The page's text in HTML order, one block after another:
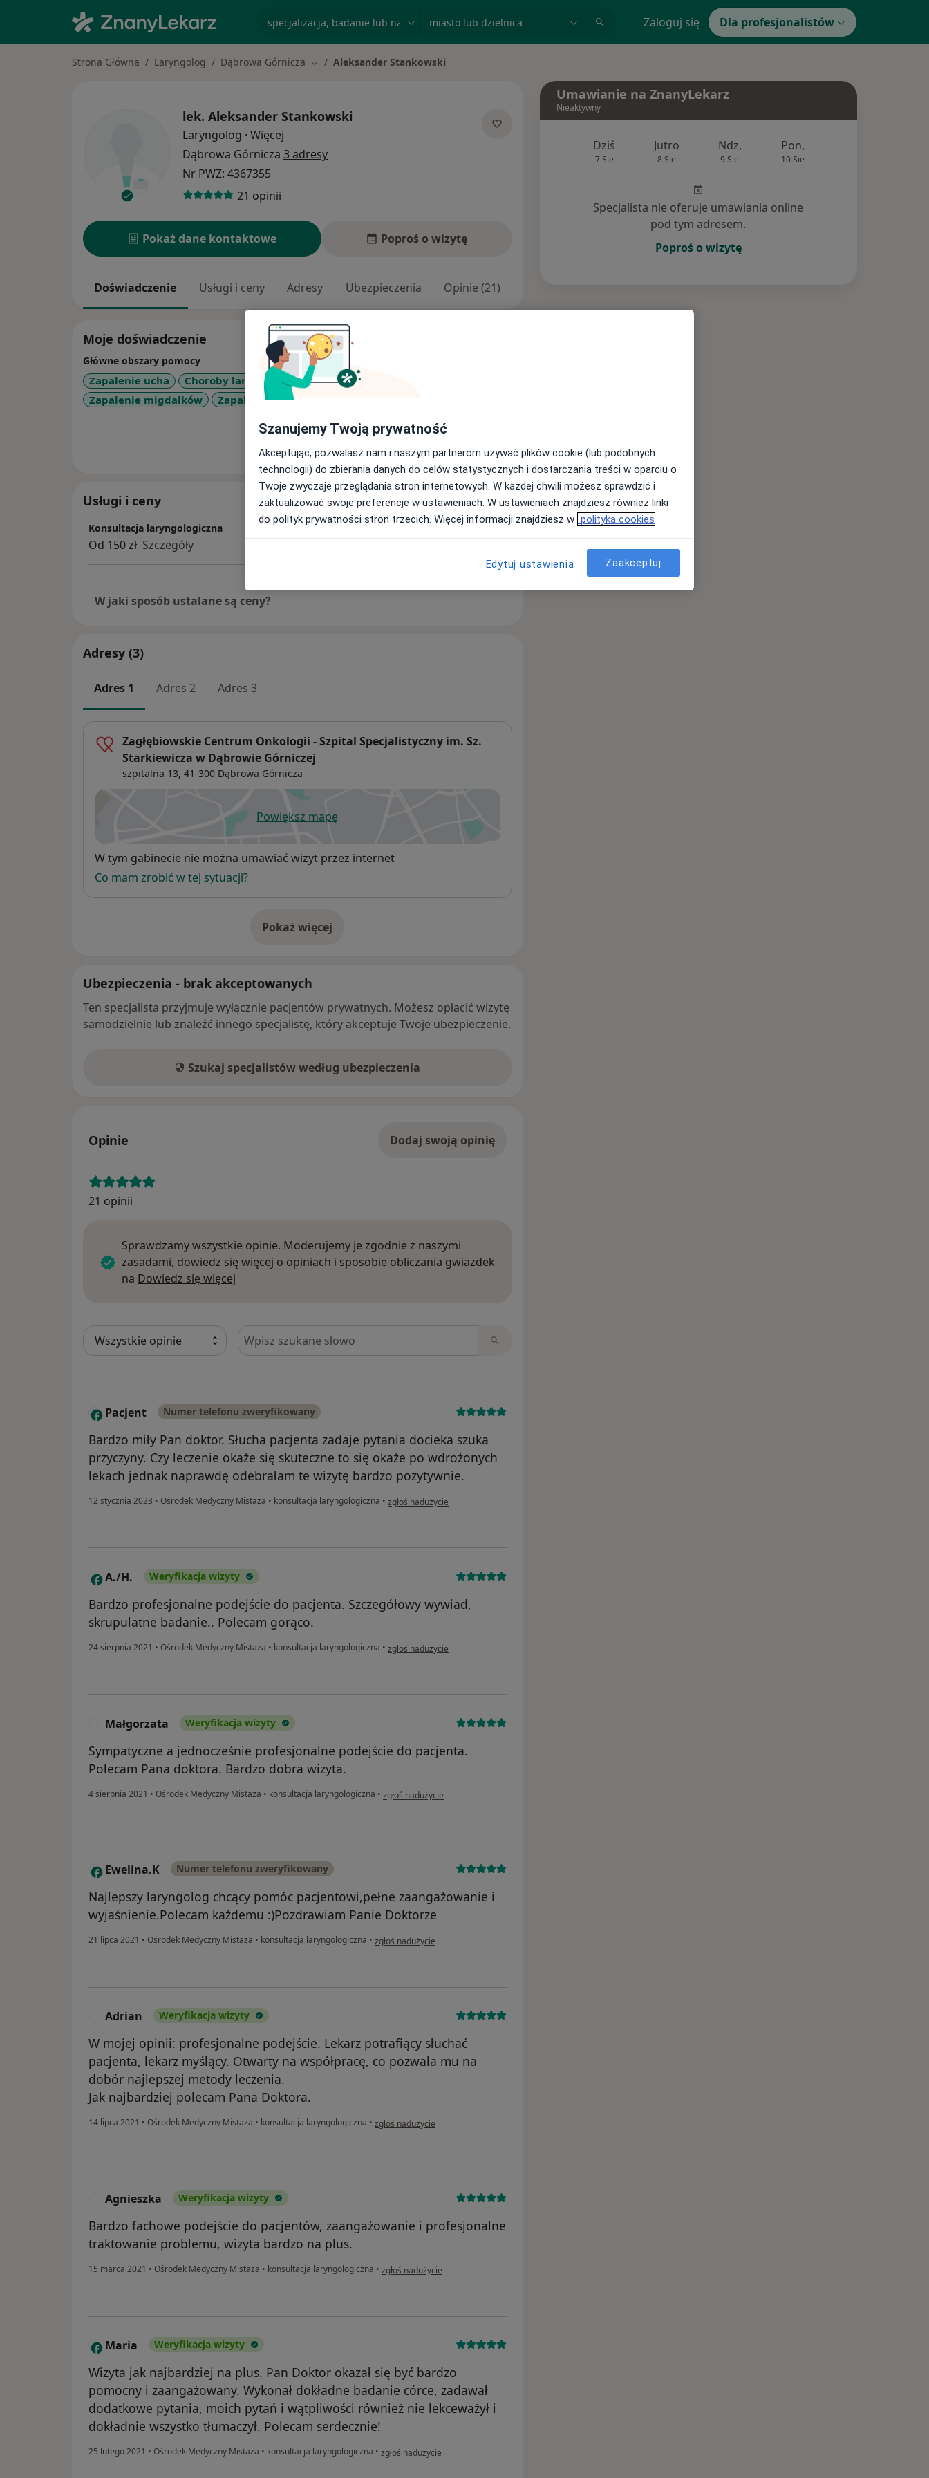
Zaloguj się Dla profesjonalistów
Strona Główna Laryngolog Dąbrowa Górnicza Zmień miasto
Aleksander Stankowski
lek. Aleksander Stankowski
Laryngolog · Więcej
Dąbrowa Górnicza 3 adresy
Nr PWZ: 4367355
21 opinii
Pokaż dane kontaktowe Poproś o wizytę
Doświadczenie Usługi i ceny Adresy Ubezpieczenia Opinie (21)
Moje doświadczenie
Główne obszary pomocy
Zapalenie ucha Choroby laryngologiczne
Zapalenie zatok
Zapalenie migdałków
Zapalenie gardła
Pokaż więcejo doświadczeniu
Usługi i ceny
Konsultacja laryngologiczna
Od 150 zł Szczegóły
W jaki sposób ustalane są ceny?
Adresy (3)
Adres 1 Adres 2 Adres 3
Zagłębiowskie Centrum Onkologii - Szpital Specjalistyczny im. Sz.
Starkiewicza w Dąbrowie Górniczej
szpitalna 13, 41-300 Dąbrowa Górnicza
Powiększ mapęotwiera się w nowej karcie
Dostępność
W tym gabinecie nie można umawiać wizyt przez internet
Co mam zrobić w tej sytuacji?
Pokaż więcej
o adresie
Ubezpieczenia - brak akceptowanych
Ten specjalista przyjmuje wyłącznie pacjentów prywatnych. Możesz opłacić wizytę
samodzielnie lub znaleźć innego specjalistę, który akceptuje Twoje ubezpieczenie.
Szukaj specjalistów według ubezpieczenia
Opinie Dodaj swoją opinię
21 opinii
Sprawdzamy wszystkie opinie. Moderujemy je zgodnie z naszymi
zasadami, dowiedz się więcej o opiniach i sposobie obliczania gwiazdek
na Dowiedz się więcej
Szukaj w opiniach
Pacjent Numer telefonu zweryfikowany
Bardzo miły Pan doktor. Słucha pacjenta zadaje pytania docieka szuka
przyczyny. Czy leczenie okaże się skuteczne to się okaże po wdrożonych
lekach jednak naprawdę odebrałam te wizytę bardzo pozytywnie.
12 stycznia 2023 • Ośrodek Medyczny Mistaza • konsultacja laryngologiczna • w opinii użytkownika Pacjent
zgłoś nadużycie
A A./H. Weryfikacja wizyty
Bardzo profesjonalne podejście do pacjenta. Szczegółowy wywiad,
skrupulatne badanie.. Polecam gorąco.
24 sierpnia 2021 • Ośrodek Medyczny Mistaza • konsultacja laryngologiczna • w opinii użytkownika A./H.
zgłoś nadużycie
Małgorzata Weryfikacja wizyty
Sympatyczne a jednocześnie profesjonalne podejście do pacjenta.
Polecam Pana doktora. Bardzo dobra wizyta.
4 sierpnia 2021 • Ośrodek Medyczny Mistaza • konsultacja laryngologiczna • w opinii użytkownika Małgorzata
zgłoś nadużycie
E Ewelina.K Numer telefonu zweryfikowany
Najlepszy laryngolog chcący pomóc pacjentowi,pełne zaangażowanie i
wyjaśnienie.Polecam każdemu :)Pozdrawiam Panie Doktorze
21 lipca 2021 • Ośrodek Medyczny Mistaza • konsultacja laryngologiczna • w opinii użytkownika Ewelina.K
zgłoś nadużycie
Adrian Weryfikacja wizyty
W mojej opinii: profesjonalne podejście. Lekarz potrafiący słuchać
pacjenta, lekarz myślący. Otwarty na współpracę, co pozwala mu na
dobór najlepszej metody leczenia.
Jak najbardziej polecam Pana Doktora.
14 lipca 2021 • Ośrodek Medyczny Mistaza • konsultacja laryngologiczna • w opinii użytkownika Adrian
zgłoś nadużycie
Agnieszka Weryfikacja wizyty
Bardzo fachowe podejście do pacjentów, zaangażowanie i profesjonalne
traktowanie problemu, wizyta bardzo na plus.
15 marca 2021 • Ośrodek Medyczny Mistaza • konsultacja laryngologiczna • w opinii użytkownika Agnieszka
zgłoś nadużycie
M Maria Weryfikacja wizyty
Wizyta jak najbardziej na plus. Pan Doktor okazał się być bardzo
pomocny i zaangażowany. Wykonał dokładne badanie córce, zadawał
dodatkowe pytania, moich pytań i wątpliwości również nie lekceważył i
dokładnie wszystko tłumaczył. Polecam serdecznie!
25 lutego 2021 • Ośrodek Medyczny Mistaza • konsultacja laryngologiczna • w opinii użytkownika Maria
zgłoś nadużycie
Umawianie na ZnanyLekarz
Nieaktywny
Dziś
7 Sie
Jutro
8 Sie
Ndz,
9 Sie
Pon,
10 Sie
Specjalista nie oferuje umawiania online
pod tym adresem.
Poproś o wizytę
Szanujemy Twoją prywatność
Akceptując, pozwalasz nam i naszym partnerom używać plików cookie (lub podobnych
technologii) do zbierania danych do celów statystycznych i dostarczania treści w oparciu o
Twoje zwyczaje przeglądania stron internetowych. W każdej chwili możesz sprawdzić i
zaktualizować swoje preferencje w ustawieniach. W ustawieniach znajdziesz również linki
do polityk prywatności stron trzecich. Więcej informacji znajdziesz w polityka cookies
Edytuj ustawienia Zaakceptuj